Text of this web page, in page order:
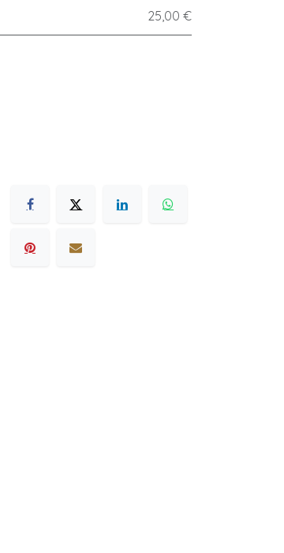
25,00 €